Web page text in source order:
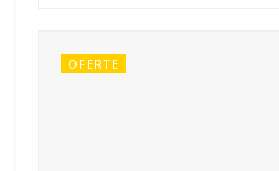
OFERTE